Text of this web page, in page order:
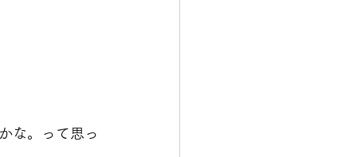
な。って思っ